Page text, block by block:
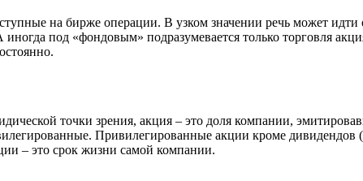
на бирже операции. В узком значении речь может
под «фондовым» подразумевается только торговля
точки зрения, акция – это доля компании,
Привилегированные акции кроме
– это срок жизни самой компании.